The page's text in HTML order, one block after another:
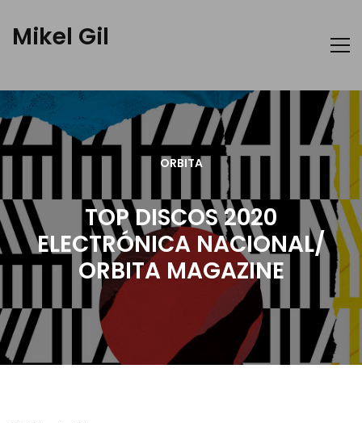
Mikel Gil
ORBITA
TOP DISCOS 2020
ELECTRÓNICA NACIONAL/
ORBITA MAGAZINE